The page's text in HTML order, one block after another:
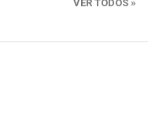
VER TODOS »